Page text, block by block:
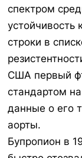
спектром
устойчивость
строки в
США первый
стандартом
данные о его
аорты.
Бупропион в